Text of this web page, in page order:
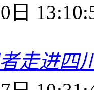
日
走进四